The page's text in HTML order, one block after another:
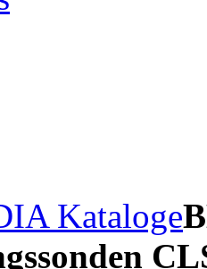
Kataloge